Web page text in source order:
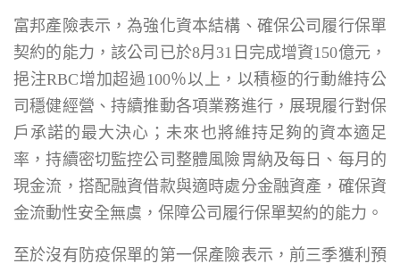
富邦產險表示，為強化資本結構、確保公司履行保單
契約的能力，該公司已於8月31日完成增資150億元，
挹注RBC增加超過100％以上，以積極的行動維持公
司穩健經營、持續推動各項業務進行，展現履行對保
戶承諾的最大決心；未來也將維持足夠的資本適足
率，持續密切監控公司整體風險胃納及每日、每月的
現金流，搭配融資借款與適時處分金融資產，確保資
金流動性安全無虞，保障公司履行保單契約的能力。
至於沒有防疫保單的第一保產險表示，前三季獲利預